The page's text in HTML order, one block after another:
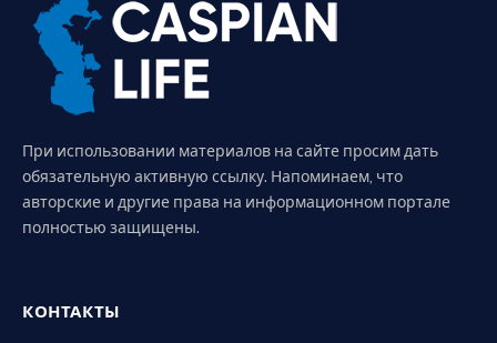
При использовании материалов на сайте просим дать
обязательную активную ссылку. Напоминаем, что
авторские и другие права на информационном портале
полностью защищены.
КОНТАКТЫ